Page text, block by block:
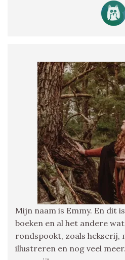
Mijn naam is Emmy. En dit
boeken en al het andere
rondspookt, zoals hekserij,
illustreren en nog veel